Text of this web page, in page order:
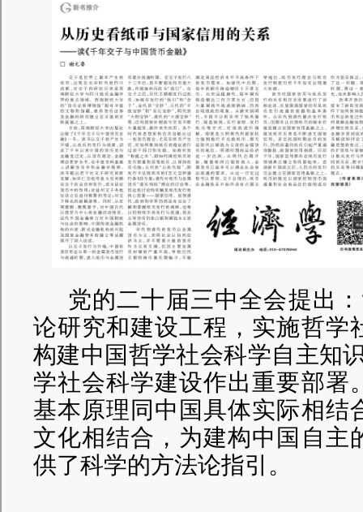
党的二十届三中全会提出
论研究和建设工程，实施哲学
构建中国哲学社会科学自主知
学社会科学建设作出重要部署
基本原理同中国具体实际相结
文化相结合，为建构中国自主
供了科学的方法论指引。